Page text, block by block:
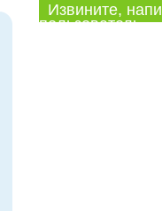
Извините,
пользователь.